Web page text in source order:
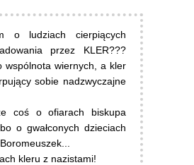
o ludziach cierpiących
przez KLER???
wspólnota wiernych, a kler
sobie nadzwyczajne
coś o ofiarach biskupa
o gwałconych dzieciach
kleru z nazistami!